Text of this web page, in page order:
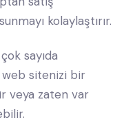
kolaylaştırır.
sayıda
web sitenizi bir
veya zaten var